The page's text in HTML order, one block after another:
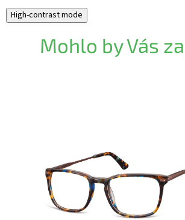
High-contrast mode
Mohlo by Vás